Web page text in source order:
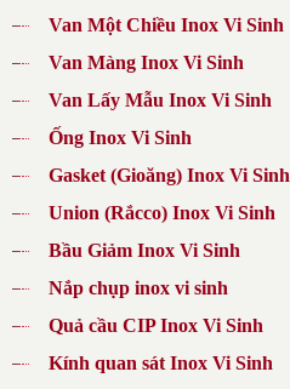
Van Một Chiều Inox Vi Sinh
Van Màng Inox Vi Sinh
Van Lấy Mẫu Inox Vi Sinh
Ống Inox Vi Sinh
Gasket (Gioăng) Inox Vi Sinh
Union (Rắcco) Inox Vi Sinh
Bầu Giảm Inox Vi Sinh
Nắp chụp inox vi sinh
Quả cầu CIP Inox Vi Sinh
Kính quan sát Inox Vi Sinh